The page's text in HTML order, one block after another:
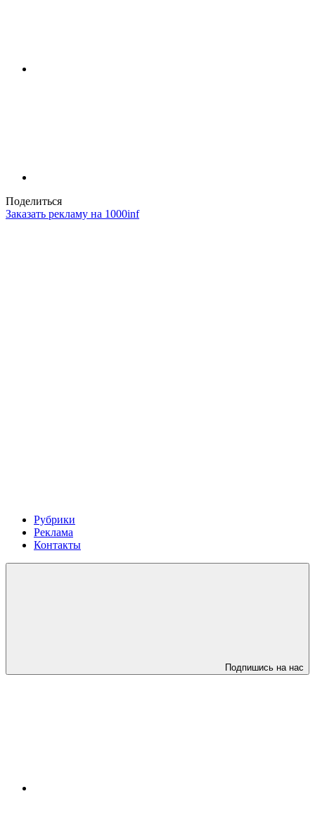
Поделиться
Заказать рекламу на 1000inf
Рубрики
Реклама
Контакты
Подпишись на нас